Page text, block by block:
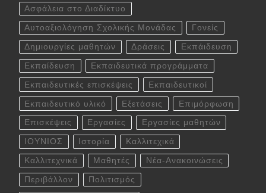
Ασφάλεια στο Διαδίκτυο
Αυτοαξιολόγηση Σχολικής Μονάδας Γονείς
Δημιουργίες μαθητών Δράσεις Εκπάιδευση
Εκπαίδευση Εκπαιδευτικά προγράμματα
Εκπαιδευτικές επισκέψεις Εκπαιδευτικοί
Εκπαιδευτικό υλικό Εξετάσεις Επιμόρφωση
Επισκέψεις Εργασίες Εργασίες μαθητών
ΙΟΥΝΙΟΣ Ιστορία Καλλιτεχικά
Καλλιτεχνικά Μαθητές Νέα-Ανακοινώσεις
Περιβάλλον Πολιτισμός